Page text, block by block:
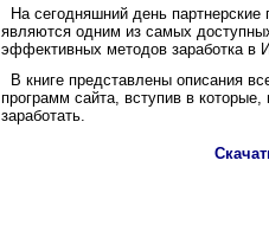
На сегодняшний день партнерские
являются одним из самых
эффективных методов заработка в
В книге представлены описания
программ сайта, вступив в
заработать.